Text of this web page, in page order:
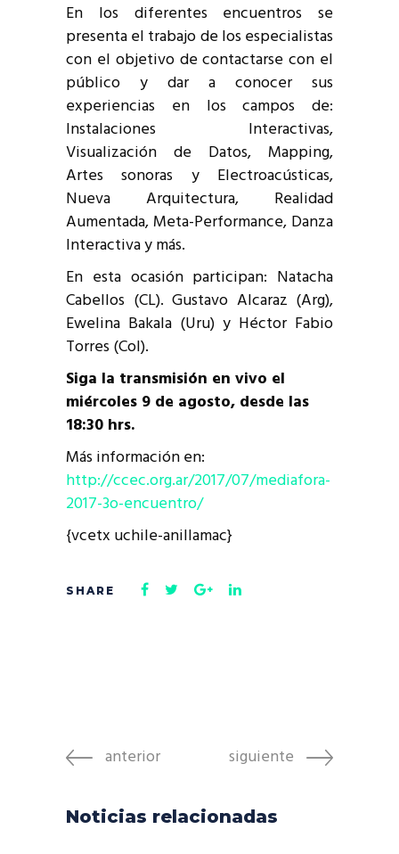
En los diferentes encuentros se
presenta el trabajo de los especialistas
con el objetivo de contactarse con el
público y dar a conocer sus
experiencias en los campos de:
Instalaciones Interactivas,
Visualización de Datos, Mapping,
Artes sonoras y Electroacústicas,
Nueva Arquitectura, Realidad
Aumentada, Meta-Performance, Danza
Interactiva y más.
En esta ocasión participan: Natacha
Cabellos (CL). Gustavo Alcaraz (Arg),
Ewelina Bakala (Uru) y Héctor Fabio
Torres (Col).
Siga la transmisión en vivo el
miércoles 9 de agosto, desde las
18:30 hrs.
Más información en:
http://ccec.org.ar/2017/07/mediafora-
2017-3o-encuentro/
{vcetx uchile-anillamac}
anterior siguiente
Noticias relacionadas